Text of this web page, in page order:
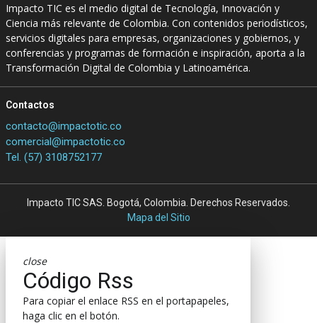
Impacto TIC es el medio digital de Tecnología, Innovación y
Ciencia más relevante de Colombia. Con contenidos periodísticos,
servicios digitales para empresas, organizaciones y gobiernos, y
conferencias y programas de formación e inspiración, aporta a la
Transformación Digital de Colombia y Latinoamérica.
Contactos
contacto@impactotic.co
comercial@impactotic.co
Tel. (57) 3108752177
Impacto TIC SAS. Bogotá, Colombia. Derechos Reservados.
Mapa del Sitio
close
Código Rss
Para copiar el enlace RSS en el portapapeles,
haga clic en el botón.